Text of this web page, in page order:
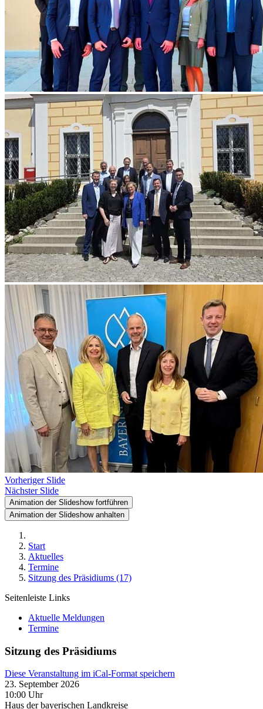
Vorheriger Slide
Nächster Slide
Animation der Slideshow fortführen
Animation der Slideshow anhalten
Start
Aktuelles
Termine
Sitzung des Präsidiums (17)
Seitenleiste Links
Aktuelle Meldungen
Termine
Sitzung des Präsidiums
Diese Veranstaltung im iCal-Format speichern
23. September 2026
10:00 Uhr
Haus der bayerischen Landkreise